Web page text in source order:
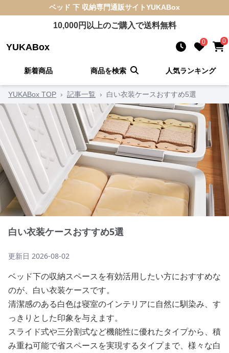
ベッド 下 収納専門通販サイトYUKABox
10,000円以上のご購入で送料無料
YUKABox 0 0
新着商品 商品を検索 人気ランキング
YUKABox TOP › 記事一覧 › 白い衣装ケースおすすめ5選
白い衣装ケースおすすめ5選
更新日 2026-08-02
ベッド下の収納スペースを有効活用したい方におすすめな
のが、白い衣装ケースです。
清潔感のある白色は寝室のインテリアに自然に馴染み、す
っきりとした印象を与えます。
スライド式や三分割式など機能性に優れたタイプから、積
み重ね可能で省スペースを実現するタイプまで、様々な白